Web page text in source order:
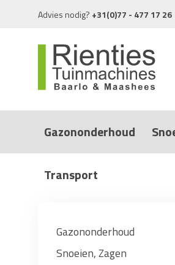
Advies nodig? +31(0)77 - 477 17 26
Gazononderhoud
Transport
Gazononderhoud
Snoeien, Zagen